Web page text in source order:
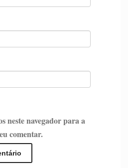
neste navegador para a
comentar.